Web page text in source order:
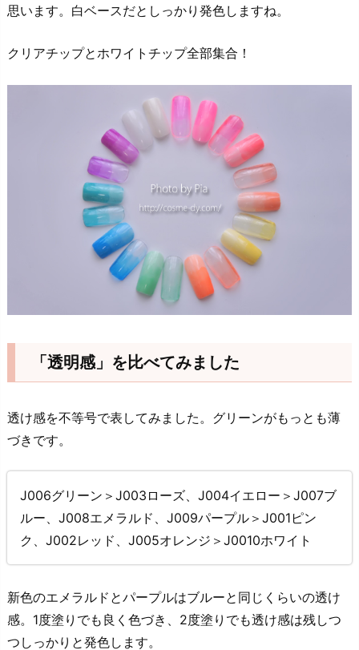
思います。白ベースだとしっかり発色しますね。
クリアチップとホワイトチップ全部集合！
「透明感」を比べてみました
透け感を不等号で表してみました。グリーンがもっとも薄
づきです。
J006グリーン＞J003ローズ、J004イエロー＞J007ブ
ルー、J008エメラルド、J009パープル＞J001ピン
ク、J002レッド、J005オレンジ＞J0010ホワイト
新色のエメラルドとパープルはブルーと同じくらいの透け
感。1度塗りでも良く色づき、2度塗りでも透け感は残しつ
つしっかりと発色します。